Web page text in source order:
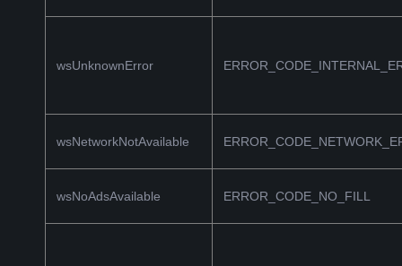
wsUnknownError
wsNetworkNotAvailable
wsNoAdsAvailable ERROR_CODE_NO_FILL